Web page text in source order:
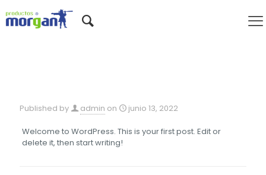
Hello world!
Published by admin on junio 13, 2022
Welcome to WordPress. This is your first post. Edit or
delete it, then start writing!